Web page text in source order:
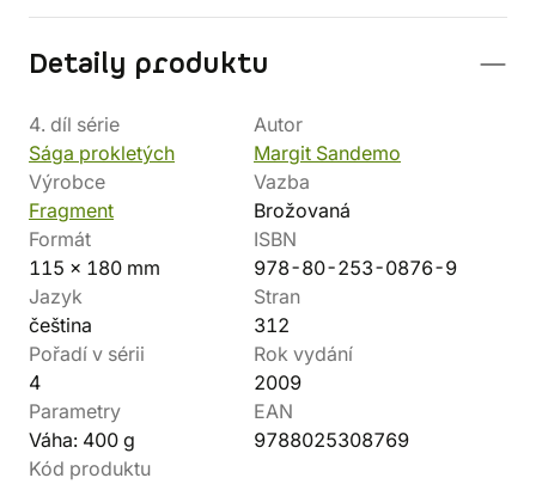
Detaily produktu
4. díl série
Sága prokletých
Autor
Margit Sandemo
Výrobce
Fragment
Vazba
Brožovaná
Formát
115 x 180 mm
ISBN
978-80-253-0876-9
Jazyk
čeština
Stran
312
Pořadí v sérii
4
Rok vydání
2009
Parametry
Váha: 400 g
EAN
9788025308769
Kód produktu